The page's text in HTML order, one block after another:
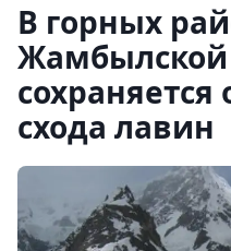
В горных
Жамбылской
сохраняется
схода лавин